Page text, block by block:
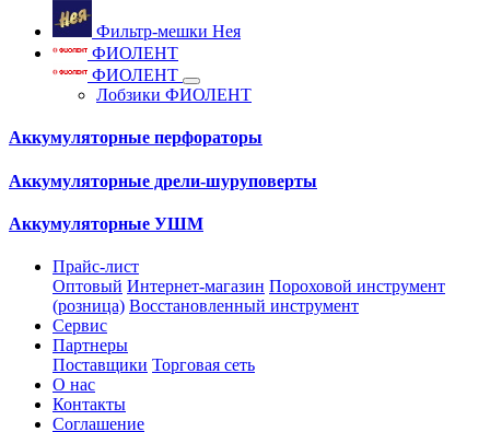
Фильтр-мешки Нея
ФИОЛЕНТ
ФИОЛЕНТ
Лобзики ФИОЛЕНТ
Аккумуляторные перфораторы
Аккумуляторные дрели-шуруповерты
Аккумуляторные УШМ
Прайс-лист
Оптовый Интернет-магазин Пороховой инструмент
(розница) Восстановленный инструмент
Сервис
Партнеры
Поставщики Торговая сеть
О нас
Контакты
Соглашение